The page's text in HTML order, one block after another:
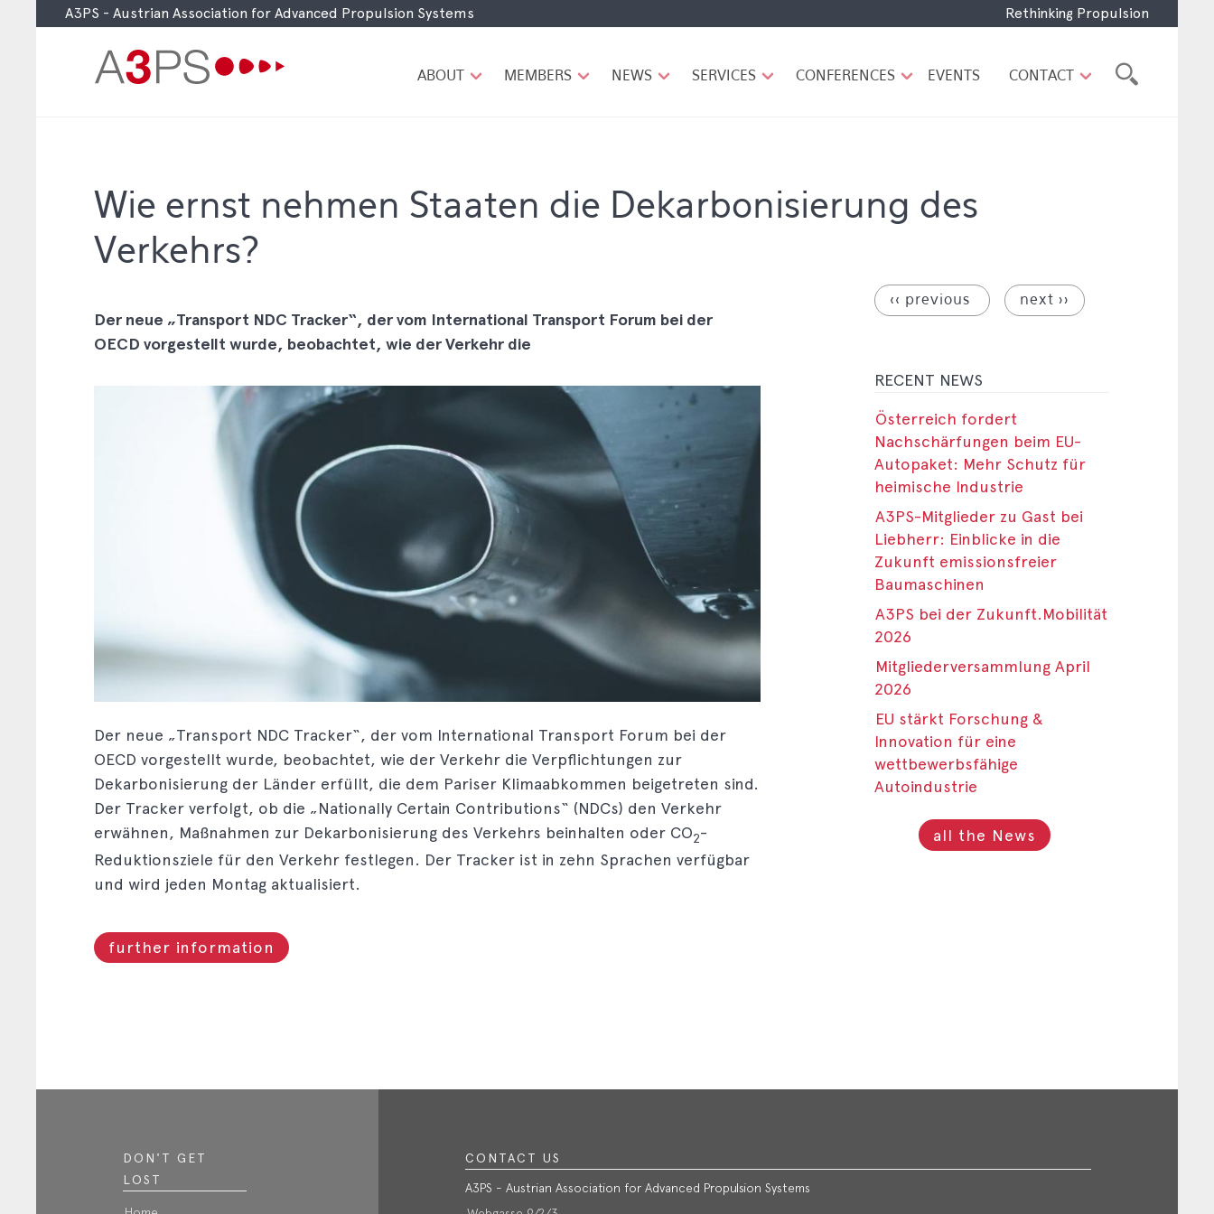
A3PS - Austrian Association for Advanced Propulsion Systems Rethinking Propulsion
ABOUT MEMBERS NEWS SERVICES CONFERENCES EVENTS CONTACT
Wie ernst nehmen Staaten die Dekarbonisierung des
Verkehrs?
Der neue „Transport NDC Tracker“, der vom International Transport Forum bei der
OECD vorgestellt wurde, beobachtet, wie der Verkehr die
Der neue „Transport NDC Tracker“, der vom International Transport Forum bei der
OECD vorgestellt wurde, beobachtet, wie der Verkehr die Verpflichtungen zur
Dekarbonisierung der Länder erfüllt, die dem Pariser Klimaabkommen beigetreten sind.
Der Tracker verfolgt, ob die „Nationally Certain Contributions“ (NDCs) den Verkehr
erwähnen, Maßnahmen zur Dekarbonisierung des Verkehrs beinhalten oder CO2-
Reduktionsziele für den Verkehr festlegen. Der Tracker ist in zehn Sprachen verfügbar
und wird jeden Montag aktualisiert.
further information
‹‹ previous next ››
RECENT NEWS
Österreich fordert
Nachschärfungen beim EU-
Autopaket: Mehr Schutz für
heimische Industrie
A3PS-Mitglieder zu Gast bei
Liebherr: Einblicke in die
Zukunft emissionsfreier
Baumaschinen
A3PS bei der Zukunft.Mobilität
2026
Mitgliederversammlung April
2026
EU stärkt Forschung &
Innovation für eine
wettbewerbsfähige
Autoindustrie
all the News
DON'T GET
LOST
CONTACT US
A3PS - Austrian Association for Advanced Propulsion Systems